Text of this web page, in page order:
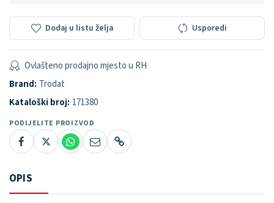
Dodaj u listu želja Usporedi
Ovlašteno prodajno mjesto u RH
Brand: Trodat
Kataloški broj: 171380
PODIJELITE PROIZVOD
OPIS